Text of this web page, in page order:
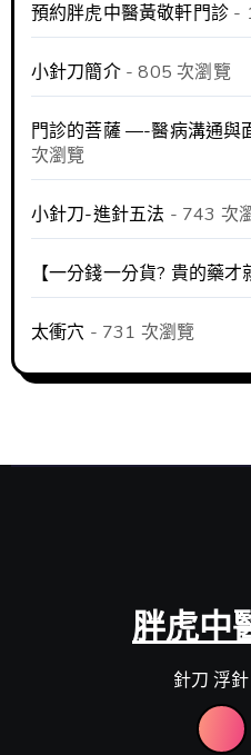
預約胖虎中醫黃敬軒門診-
小針刀簡介- 805 次瀏覽
門診的菩薩 —-醫病溝通與
次瀏覽
小針刀-進針五法 - 743 次
【一分錢一分貨? 貴的藥才
太衝穴 - 731 次瀏覽
胖虎中
針刀 浮